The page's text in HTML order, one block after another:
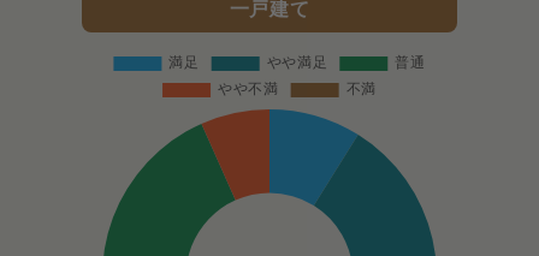
一戸建て